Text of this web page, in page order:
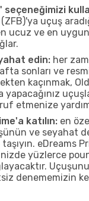
seçeneğimizi
uçuş
ucuz ve en
edin: her
sonları ve
kaçınmak,
yapacağınız
etmenize
katılın: en
ve seyahat
eDreams
yüzlerce
denememizin